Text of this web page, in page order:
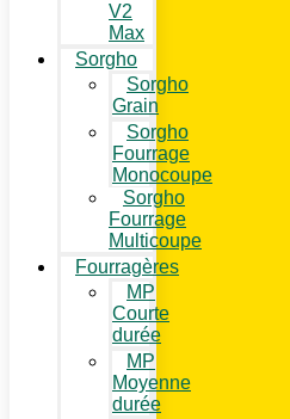
V2
Max
Sorgho
Sorgho
Grain
Sorgho
Fourrage
Monocoupe
Sorgho
Fourrage
Multicoupe
Fourragères
MP
Courte
durée
MP
Moyenne
durée